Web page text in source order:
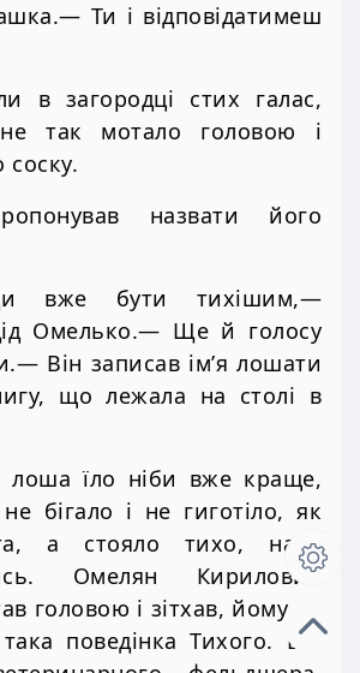
Ти і відповідатимеш
в загородці стих галас,
так мотало головою і
назвати його
вже бути тихішим,—
Омелько.— Ще й голосу
Він записав ім’я лошати
що лежала на столі в
лоша їло ніби вже краще,
бігало і не гиготіло, як
а стояло тихо, наче
Омелян Кирилович
головою і зітхав, йому не
поведінка Тихого. Він